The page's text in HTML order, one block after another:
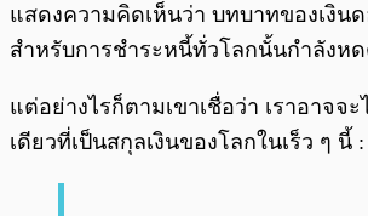
แสดงความคิดเห็นว่า บทบาทของเงิน
สำหรับการชำระหนี้ทั่วโลกนั้นกำลังห
แต่อย่างไรก็ตามเขาเชื่อว่า เราอาจจ
เดียวที่เป็นสกุลเงินของโลกในเร็ว ๆ นี้ :